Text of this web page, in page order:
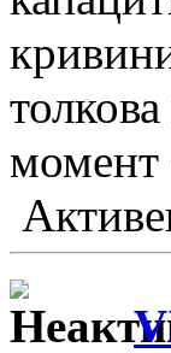
момент